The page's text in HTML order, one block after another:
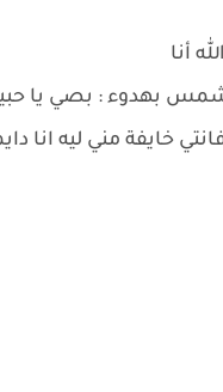
أنا
بهدوء : بصي يا
خايفة مني ليه انا